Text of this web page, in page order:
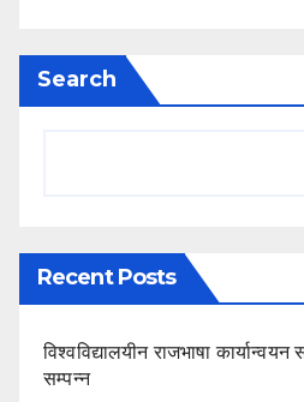
Search
Recent Posts
विश्वविद्यालयीन राजभाषा
सम्पन्न